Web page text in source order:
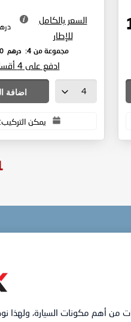
السعر بالكامل
للإطار
مجموعة من 4: درهم 668
ادفع على 4 أقساط
اضافة
يمكن التركيب:
من أهم مكونات السيارة،